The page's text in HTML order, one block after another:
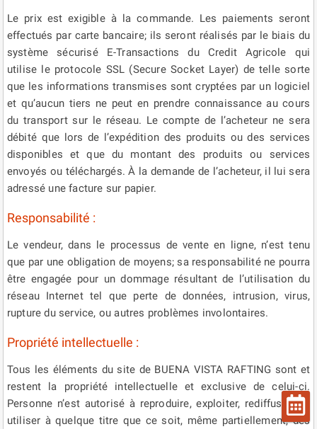
Le prix est exigible à la commande. Les paiements seront
effectués par carte bancaire; ils seront réalisés par le biais du
système sécurisé E-Transactions du Credit Agricole qui
utilise le protocole SSL (Secure Socket Layer) de telle sorte
que les informations transmises sont cryptées par un logiciel
et qu’aucun tiers ne peut en prendre connaissance au cours
du transport sur le réseau. Le compte de l’acheteur ne sera
débité que lors de l’expédition des produits ou des services
disponibles et que du montant des produits ou services
envoyés ou téléchargés. À la demande de l’acheteur, il lui sera
adressé une facture sur papier.
Responsabilité :
Le vendeur, dans le processus de vente en ligne, n’est tenu
que par une obligation de moyens; sa responsabilité ne pourra
être engagée pour un dommage résultant de l’utilisation du
réseau Internet tel que perte de données, intrusion, virus,
rupture du service, ou autres problèmes involontaires.
Propriété intellectuelle :
Tous les éléments du site de BUENA VISTA RAFTING sont et
restent la propriété intellectuelle et exclusive de celui-ci.
Personne n’est autorisé à reproduire, exploiter, rediffuser, ou
utiliser à quelque titre que ce soit, même partiellement, des